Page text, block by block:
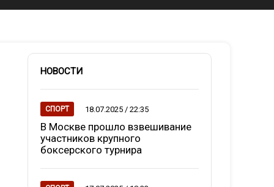
НОВОСТИ
СПОРТ 18.07.2025 / 22:35
В Москве прошло взвешивание
участников крупного
боксерского турнира